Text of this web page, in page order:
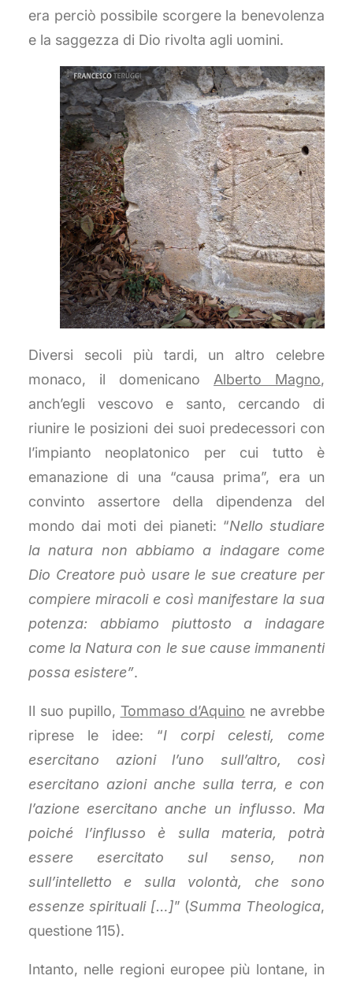
era perciò possibile scorgere la benevolenza
e la saggezza di Dio rivolta agli uomini.
Diversi secoli più tardi, un altro celebre
monaco, il domenicano Alberto Magno,
anch’egli vescovo e santo, cercando di
riunire le posizioni dei suoi predecessori con
l’impianto neoplatonico per cui tutto è
emanazione di una “causa prima”, era un
convinto assertore della dipendenza del
mondo dai moti dei pianeti: “Nello studiare
la natura non abbiamo a indagare come
Dio Creatore può usare le sue creature per
compiere miracoli e così manifestare la sua
potenza: abbiamo piuttosto a indagare
come la Natura con le sue cause immanenti
possa esistere”.
Il suo pupillo, Tommaso d’Aquino ne avrebbe
riprese le idee: “I corpi celesti, come
esercitano azioni l’uno sull’altro, così
esercitano azioni anche sulla terra, e con
l’azione esercitano anche un influsso. Ma
poiché l’influsso è sulla materia, potrà
essere esercitato sul senso, non
sull’intelletto e sulla volontà, che sono
essenze spirituali […]” (Summa Theologica,
questione 115).
Intanto, nelle regioni europee più lontane, in